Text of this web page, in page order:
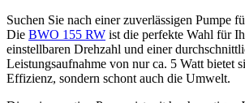
Suchen Sie nach einer zuverlässigen Pumpe
Die BWO 155 RW ist die perfekte Wahl für
einstellbaren Drehzahl und einer
Leistungsaufnahme von nur ca. 5 Watt bietet
Effizienz, sondern schont auch die Umwelt.